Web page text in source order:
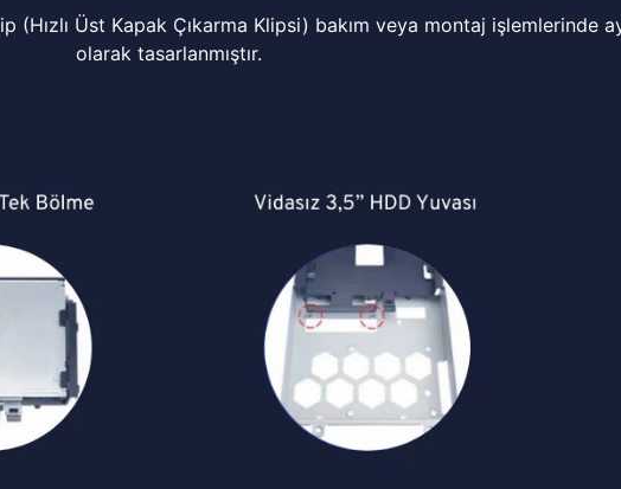
Üst Kapak Çıkarma Klipsi) bakım veya montaj işlemlerinde
olarak tasarlanmıştır.